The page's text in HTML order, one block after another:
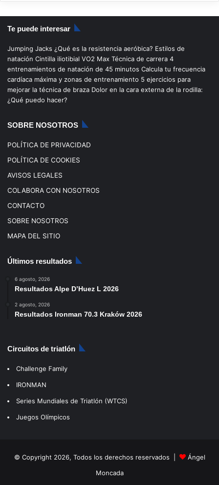
S
c
b
o
u
u
b
s
a
g
k
o
k
Te puede interesar
Jumping Jacks ¿Qué es la resistencia aeróbica? Estilos de
natación Cintilla iliotibial VO2 Max Técnica de carrera 4
entrenamientos de natación de 45 minutos Calcula tu frecuencia
cardíaca máxima y zonas de entrenamiento 5 ejercicios para
mejorar la técnica de braza Dolor en la cara externa de la rodilla:
¿Qué puedo hacer?
SOBRE NOSOTROS
POLÍTICA DE PRIVACIDAD
POLÍTICA DE COOKIES
AVISOS LEGALES
COLABORA CON NOSOTROS
CONTACTO
SOBRE NOSOTROS
MAPA DEL SITIO
Últimos resultados
6 agosto, 2026
Resultados Alpe D’Huez L 2026
2 agosto, 2026
Resultados Ironman 70.3 Kraków 2026
Circuitos de triatlón
Challenge Family
IRONMAN
Series Mundiales de Triatlón (WTCS)
Juegos Olímpicos
© Copyright 2026, Todos los derechos reservados |
Ángel
Moncada